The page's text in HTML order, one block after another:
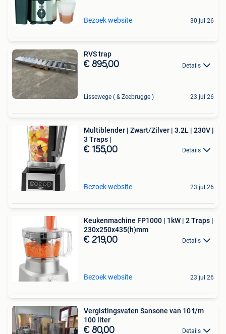
Bezoek website 30 jul 26
RVS trap
€ 895,00 Details
Lissewege ( & Zeebrugge ) 23 jul 26
Multiblender | Zwart/Zilver | 3.2L | 230V |
3 Traps |
€ 155,00 Details
Bezoek website 23 jul 26
Keukenmachine FP1000 | 1kW | 2 Traps |
230x250x435(h)mm
€ 219,00 Details
Bezoek website 23 jul 26
Vergistingsvaten Sansone van 10 t/m
100 liter
€ 80,00 Details